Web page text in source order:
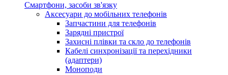
Смартфони, засоби зв'язку
Аксесуари до мобільних телефонів
Запчастини для телефонів
Зарядні пристрої
Захисні плівки та скло до телефонів
Кабелі синхронізації та перехідники
(адаптери)
Моноподи